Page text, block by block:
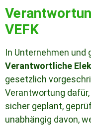
VEFK
In Unternehmen und
Verantwortliche
gesetzlich
Verantwortung
sicher geplant,
unabhängig davon,